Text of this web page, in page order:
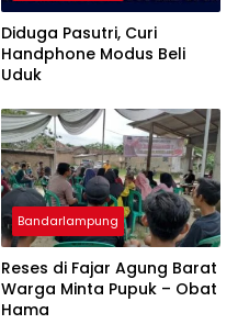
Diduga Pasutri, Curi
Handphone Modus Beli
Uduk
Bandarlampung
Reses di Fajar Agung Barat
Warga Minta Pupuk – Obat
Hama